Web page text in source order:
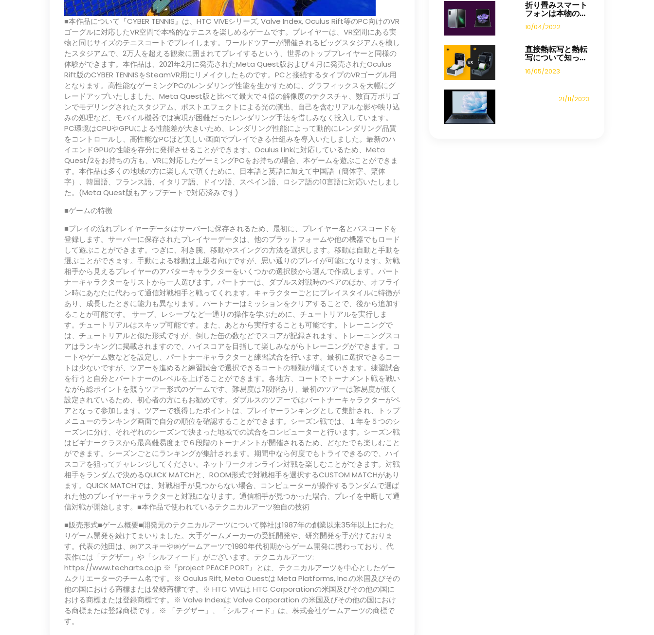
■本作品について『CYBER TENNIS』は、HTC VIVEシリーズ, Valve Index, Oculus Rift等のPC向けのVR
ゴーグルに対応したVR空間で本格的なテニスを楽しめるゲームです。プレイヤーは、VR空間にある実
物と同じサイズのテニスコートでプレイします。ワールドツアーが開催されるビッグスタジアムを模し
たスタジアムで、2万人を超える観衆に囲まれてプレイするという、世界のトッププレイヤーと同様の
体験ができます。本作品は、2021年2月に発売されたMeta Quest版および４月に発売されたOculus
Rift版のCYBER TENNISをSteamVR用にリメイクしたものです。PCと接続するタイプのVRゴーグル用
となります。高性能なゲーミングPCのレンダリング性能を生かすために、グラフィックスを大幅にグ
レードアップいたしました。Meta Quest版と比べて最大で４倍の解像度のテクスチャ、数百万ポリゴ
ンでモデリングされたスタジアム、ポストエフェクトによる光の演出、自己を含むリアルな影や映り込
みの処理など、モバイル機器では実現が困難だったレンダリング手法を惜しみなく投入しています。
PC環境はCPUやGPUによる性能差が大きいため、レンダリング性能によって動的にレンダリング品質
をコントロールし、高性能なPCほど美しい画面でプレイできる仕組みを導入いたしました。最新のハ
イエンドGPUの性能を存分に発揮させることができます。Oculus Linkに対応しているため、Meta
Quest/2をお持ちの方も、VRに対応したゲーミングPCをお持ちの場合、本ゲームを遊ぶことができま
す。本作品は多くの地域の方に楽しんで頂くために、日本語と英語に加えて中国語（簡体字、繁体
字）、韓国語、フランス語、イタリア語、ドイツ語、スペイン語、ロシア語の10言語に対応いたしまし
た。(Meta Quest版もアップデートで対応済みです)
■ゲームの特徴
■プレイの流れプレイヤーデータはサーバーに保存されるため、最初に、プレイヤー名とパスコードを
登録します。サーバーに保存されたプレイヤーデータは、他のプラットフォームや他の機器でもロード
して遊ぶことができます。つぎに、利き腕、移動やスイングの方法を選択します。移動は自動と手動を
選ぶことができます。手動による移動は上級者向けですが、思い通りのプレイが可能になります。対戦
相手から見えるプレイヤーのアバターキャラクターをいくつかの選択肢から選んで作成します。パート
ナーキャラクターをリストから一人選びます。パートナーは、ダブルス対戦時のペアのほか、オフライ
ン時にあなたに代わって通信対戦相手と戦ってくれます。キャラクターごとにプレイスタイルに特徴が
あり、成長したときに能力も異なります。パートナーはミッションをクリアすることで、後から追加す
ることが可能です。 サーブ、レシーブなど一通りの操作を学ぶために、チュートリアルを実行しま
す。チュートリアルはスキップ可能です。また、あとから実行することも可能です。トレーニングで
は、チュートリアルと似た形式ですが、倒した缶の数などでスコアが記録されます。トレーニングスコ
アはランキングに掲載されますので、ハイスコアを目指して楽しみながらトレーニングができます。コ
ートやゲーム数などを設定し、パートナーキャラクターと練習試合を行います。最初に選択できるコー
トは少ないですが、ツアーを進めると練習試合で選択できるコートの種類が増えていきます。練習試合
を行うと自分とパートナーのレベルを上げることができます。​各地方、コートでトーナメント戦を戦い
ながら総ポイントを競うツアー形式のゲームです。難易度は7段階あり、最初のツアーは難易度が低く
設定されているため、初心者の方にもお勧めです。ダブルスのツアーではパートナーキャラクターがペ
アとなって参加します。ツアーで獲得したポイントは、プレイヤーランキングとして集計され、トップ
メニューのランキング画面で自分の順位を確認することができます。シーズン戦では、１年を５つのシ
ーズンに分け、それぞれのシーズンで決まった地域での試合をコンピューターと行います。シーズン戦
はビギナークラスから最高難易度まで６段階のトーナメントが開催されるため、どなたでも楽しむこと
ができます。シーズンごとにランキングが集計されます。期間中なら何度でもトライできるので、ハイ
スコアを狙ってチャレンジしてください。ネットワークオンライン対戦を楽しむことができます。対戦
相手をランダムで決めるQUICK MATCHと、ROOM形式で対戦相手を選択するCUSTOM MATCHがあり
ます。QUICK MATCHでは、対戦相手が見つからない場合、コンピューターが操作するランダムで選ば
れた他のプレイヤーキャラクターと対戦になります。通信相手が見つかった場合、プレイを中断して通
信対戦が開始します。■本作品で使われているテクニカルアーツ独自の技術
■販売形式■ゲーム概要■開発元のテクニカルアーツについて弊社は1987年の創業以来35年以上にわた
りゲーム開発を続けてまいりました。大手ゲームメーカーの受託開発や、研究開発を手がけておりま
す。代表の池田は、㈱アスキーや㈱ゲームアーツで1980年代初期からゲーム開発に携わっており、代
表作には「テグザー」や「シルフィード」がございます。テクニカルアーツ:
https://www.techarts.co.jp ※『project PEACE PORT』とは、テクニカルアーツを中心としたゲー
ムクリエーターのチーム名です。※ Oculus Rift, Meta Ouestは Meta Platforms, Inc.の米国及びその
他の国における商標または登録商標です。※ HTC VIVEは HTC Corporationの米国及びその他の国に
おける商標または登録商標です。※ Valve Indexは Valve Corporation の米国及びその他の国におけ
る商標または登録商標です。※ 「テグザー」、「シルフィード」は、株式会社ゲームアーツの商標で
す。
折り畳みスマート
フォンは本物の...
10/04/2022
直接熱転写と熱転
写について知っ...
16/05/2023
21/11/2023